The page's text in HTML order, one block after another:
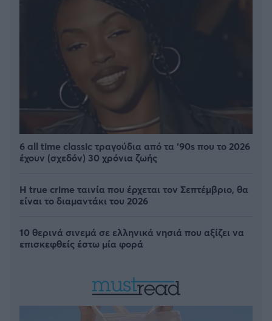
6 all time classic τραγούδια από τα ‘90s που το 2026
έχουν (σχεδόν) 30 χρόνια ζωής
Η true crime ταινία που έρχεται τον Σεπτέμβριο, θα
είναι το διαμαντάκι του 2026
10 θερινά σινεμά σε ελληνικά νησιά που αξίζει να
επισκεφθείς έστω μία φορά